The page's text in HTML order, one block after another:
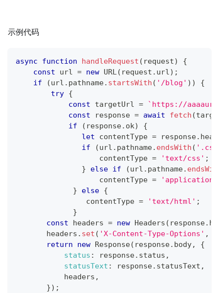
示例代码
async function handleRequest ( request)
{
const url = new URL( request . url) ;
if
(url . pathname. startsWith ( '/blog' ) )
{
try {
const targetUrl = ` https://
const response = await fetch (
if
( response. ok)
{
let contentType = response.
if
(url . pathname. endsWith (
                   contentType
= 'text/css' ;
}
else if (url . pathname.
                   contentType
=
}
else {
                contentType
= 'text/html' ;
}
const headers = new Headers ( response.
       headers
. set ( 'X-Content-Type-Options' ,
return
new Response( response. body,
{
status : response. status ,
statusText : response. statusText ,
           headers
,
}) ;